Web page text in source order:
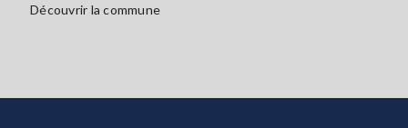
Découvrir la commune